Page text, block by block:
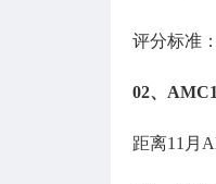
评分标准
02、
距离11月